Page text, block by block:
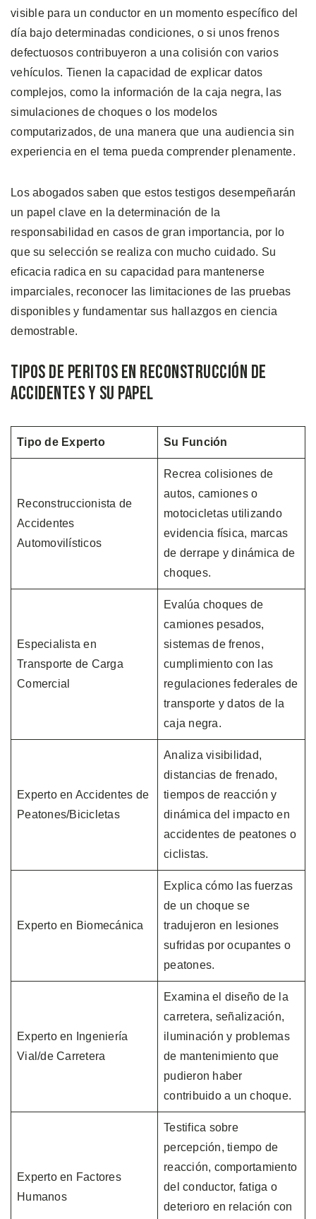
visible para un conductor en un momento específico del
día bajo determinadas condiciones, o si unos frenos
defectuosos contribuyeron a una colisión con varios
vehículos. Tienen la capacidad de explicar datos
complejos, como la información de la caja negra, las
simulaciones de choques o los modelos
computarizados, de una manera que una audiencia sin
experiencia en el tema pueda comprender plenamente.
Los abogados saben que estos testigos desempeñarán
un papel clave en la determinación de la
responsabilidad en casos de gran importancia, por lo
que su selección se realiza con mucho cuidado. Su
eficacia radica en su capacidad para mantenerse
imparciales, reconocer las limitaciones de las pruebas
disponibles y fundamentar sus hallazgos en ciencia
demostrable.
Tipos de Peritos en Reconstrucción de
Accidentes y Su Papel
Tipo de Experto Su Función
Reconstruccionista de
Accidentes
Automovilísticos
Recrea colisiones de
autos, camiones o
motocicletas utilizando
evidencia física, marcas
de derrape y dinámica de
choques.
Especialista en
Transporte de Carga
Comercial
Evalúa choques de
camiones pesados,
sistemas de frenos,
cumplimiento con las
regulaciones federales de
transporte y datos de la
caja negra.
Experto en Accidentes de
Peatones/Bicicletas
Analiza visibilidad,
distancias de frenado,
tiempos de reacción y
dinámica del impacto en
accidentes de peatones o
ciclistas.
Experto en Biomecánica
Explica cómo las fuerzas
de un choque se
tradujeron en lesiones
sufridas por ocupantes o
peatones.
Experto en Ingeniería
Vial/de Carretera
Examina el diseño de la
carretera, señalización,
iluminación y problemas
de mantenimiento que
pudieron haber
contribuido a un choque.
Experto en Factores
Humanos
Testifica sobre
percepción, tiempo de
reacción, comportamiento
del conductor, fatiga o
deterioro en relación con